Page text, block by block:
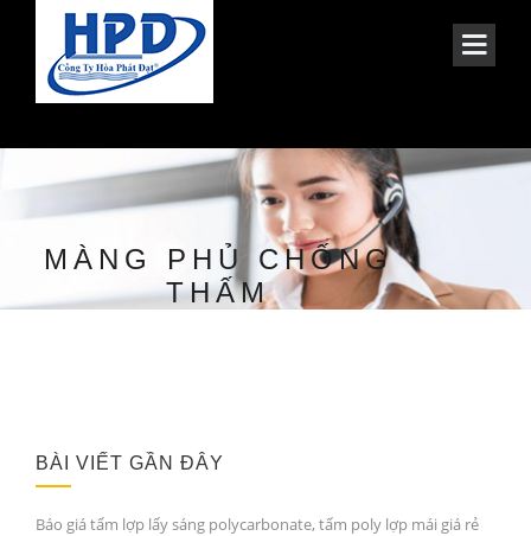
MÀNG PHỦ CHỐNG
THẤM
BÀI VIẾT GẦN ĐÂY
Báo giá tấm lợp lấy sáng polycarbonate, tấm poly lợp mái giá rẻ